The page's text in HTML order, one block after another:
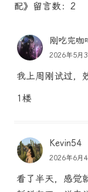
配》留言数：2
刚吃完咖
2026年5月
我上周刚试过，
1楼
Kevin54
2026年6月
看了半天，感觉